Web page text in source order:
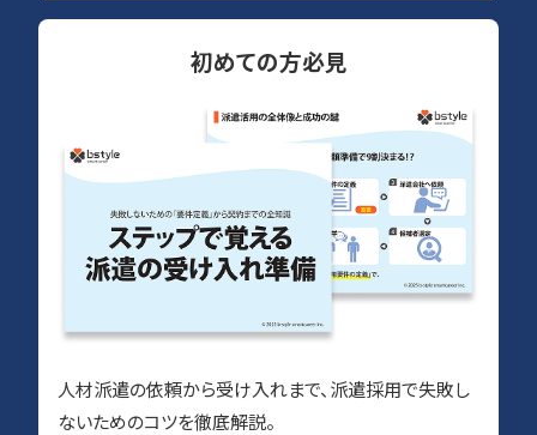
初めての方必見
人材派遣の依頼から受け入れまで、派遣採用で失敗し
ないためのコツを徹底解説。